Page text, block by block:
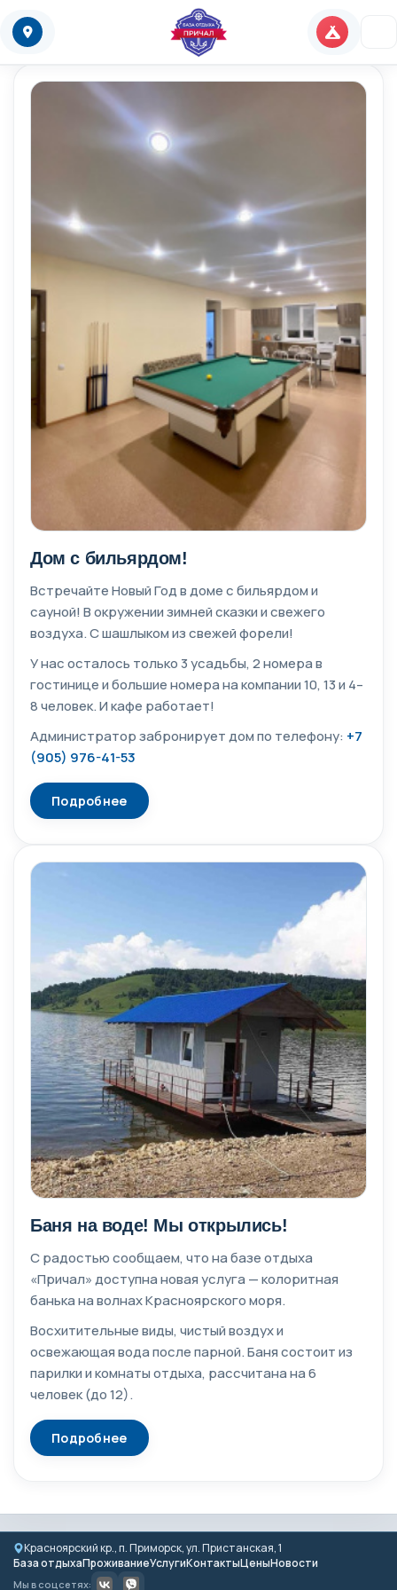
Новости
Дом с бильярдом!
Встречайте Новый Год в доме с бильярдом и
сауной! В окружении зимней сказки и свежего
воздуха. С шашлыком из свежей форели!
У нас осталось только 3 усадьбы, 2 номера в
гостинице и большие номера на компании 10, 13 и 4–
8 человек. И кафе работает!
Администратор забронирует дом по телефону: +7
(905) 976-41-53
Подробнее
Баня на воде! Мы открылись!
С радостью сообщаем, что на базе отдыха
«Причал» доступна новая услуга — колоритная
банька на волнах Красноярского моря.
Восхитительные виды, чистый воздух и
освежающая вода после парной. Баня состоит из
парилки и комнаты отдыха, рассчитана на 6
человек (до 12).
Подробнее
Красноярский кр., п. Приморск, ул. Пристанская, 1
База отдыхаПроживаниеУслугиКонтактыЦеныНовости
Мы в соцсетях: